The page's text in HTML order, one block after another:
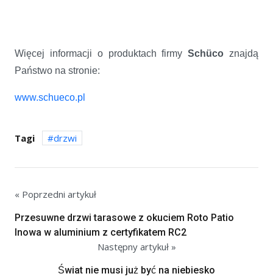
Więcej informacji o produktach firmySchüco znajdą
Państwo na stronie:
www.schueco.pl
Tagi drzwi
« Poprzedni artykuł
Przesuwne drzwi tarasowe z okuciem Roto Patio
Inowa w aluminium z certyfikatem RC2
Następny artykuł »
Świat nie musi już być na niebiesko